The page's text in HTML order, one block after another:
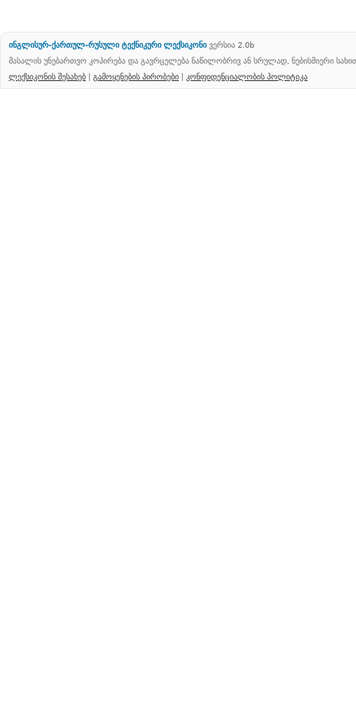
ინგლისურ-ქართულ-რუსული ტექნიკური ლექსიკონი ვერსია 2.0b
მასალის უნებართვო კოპირება და გავრცელება ნაწილობრივ ან სრულად, ნებისმიერი
ლექსიკონის შესახებ | გამოყენების პირობები | კონფიდენციალობის პოლიტიკა